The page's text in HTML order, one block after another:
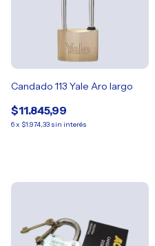
Candado 113 Yale Aro largo
$11.845,99
6x $1.974,33 sin interés